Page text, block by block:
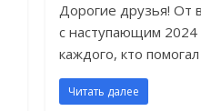
Дорогие друзья! От
с наступающим 2024
каждого, кто
Читать далее